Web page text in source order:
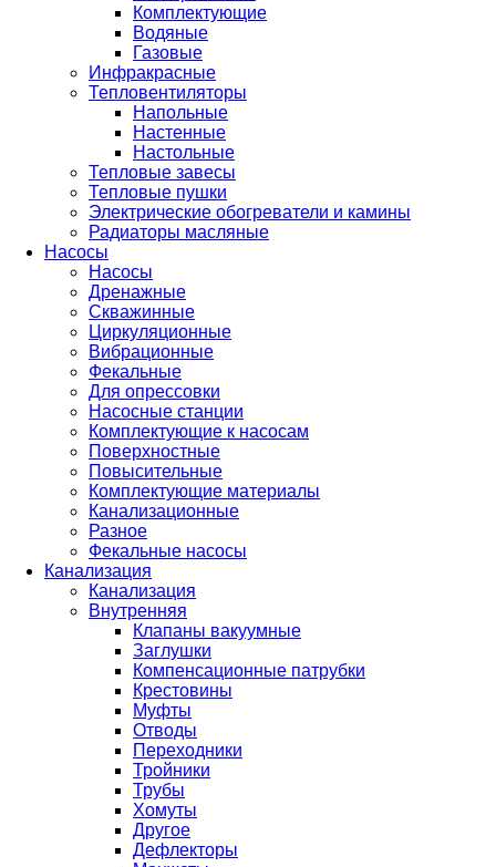
Комплектующие
Водяные
Газовые
Инфракрасные
Тепловентиляторы
Напольные
Настенные
Настольные
Тепловые завесы
Тепловые пушки
Электрические обогреватели и камины
Радиаторы масляные
Насосы
Насосы
Дренажные
Скважинные
Циркуляционные
Вибрационные
Фекальные
Для опрессовки
Насосные станции
Комплектующие к насосам
Поверхностные
Повысительные
Комплектующие материалы
Канализационные
Разное
Фекальные насосы
Канализация
Канализация
Внутренняя
Клапаны вакуумные
Заглушки
Компенсационные патрубки
Крестовины
Муфты
Отводы
Переходники
Тройники
Трубы
Хомуты
Другое
Дефлекторы